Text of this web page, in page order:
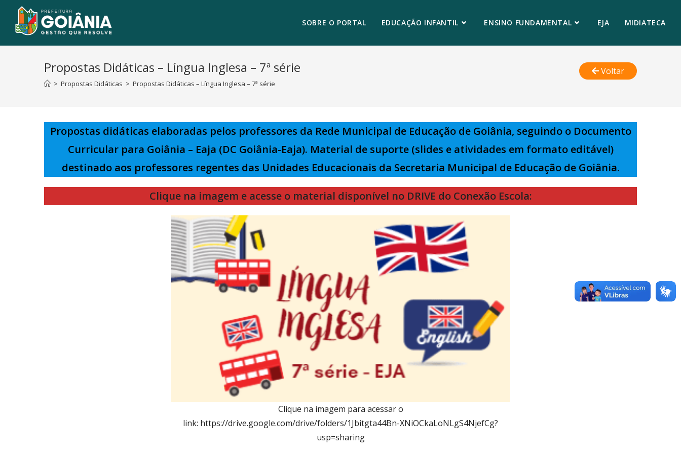
SOBRE O PORTAL EDUCAÇÃO INFANTIL ENSINO FUNDAMENTAL EJA MIDIATECA
Propostas Didáticas – Língua Inglesa – 7ª série
> Propostas Didáticas > Propostas Didáticas – Língua Inglesa – 7ª série
Voltar
Propostas didáticas elaboradas pelos professores da Rede Municipal de Educação de Goiânia, seguindo o Documento
Curricular para Goiânia – Eaja (DC Goiânia-Eaja). Material de suporte (slides e atividades em formato editável)
destinado aos professores regentes das Unidades Educacionais da Secretaria Municipal de Educação de Goiânia.
Clique na imagem e acesse o material disponível no DRIVE do Conexão Escola:
Clique na imagem para acessar o
link: https://drive.google.com/drive/folders/1Jbitgta44Bn-XNiOCkaLoNLgS4NjefCg?
usp=sharing